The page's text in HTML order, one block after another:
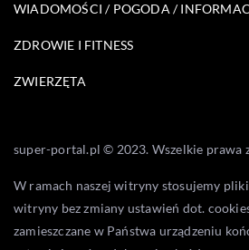
WIADOMOŚCI / POGODA /
ZDROWIE I FITNESS
ZWIERZĘTA
super-portal.pl © 2023. Wszelkie prawa
W ramach naszej witryny stosujemy
witryny bez zmiany ustawień dot.
zamieszczane w Państwa urządzeniu